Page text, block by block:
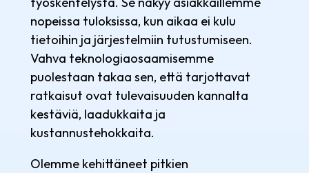
nopeissa tuloksissa, kun aikaa ei kulu
tietoihin ja järjestelmiin tutustumiseen.
Vahva teknologiaosaamisemme
puolestaan takaa sen, että tarjottavat
ratkaisut ovat tulevaisuuden kannalta
kestäviä, laadukkaita ja
kustannustehokkaita.
Olemme kehittäneet pitkien